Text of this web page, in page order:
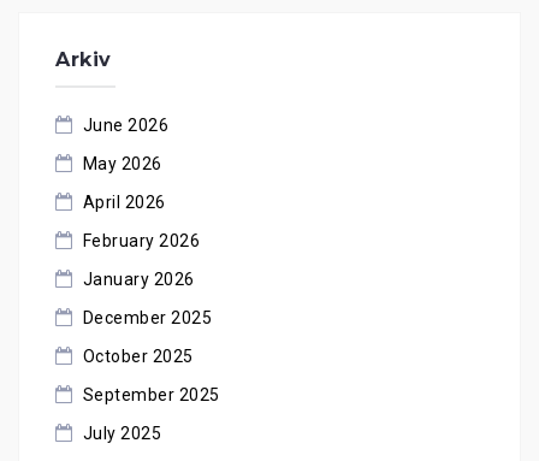
Arkiv
June 2026
May 2026
April 2026
February 2026
January 2026
December 2025
October 2025
September 2025
July 2025